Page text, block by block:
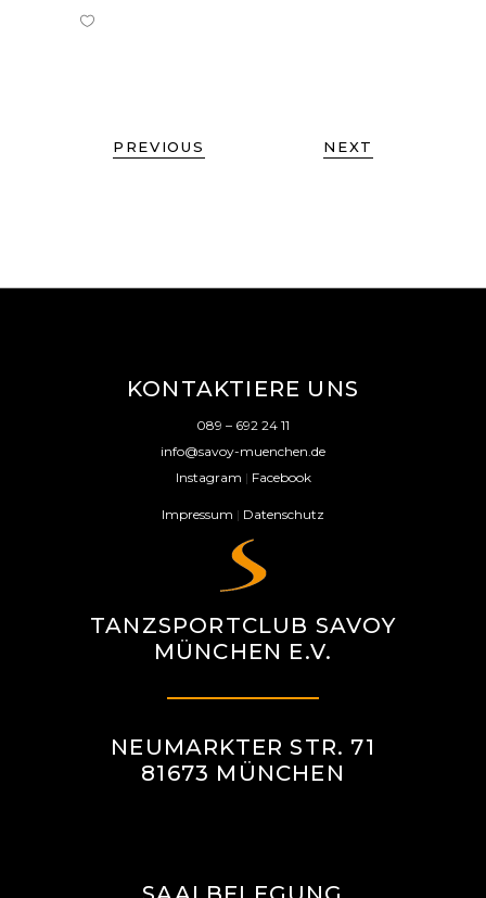
PREVIOUS NEXT
KONTAKTIERE UNS
089 – 692 24 11
info@savoy-muenchen.de
Instagram | Facebook
Impressum | Datenschutz
TANZSPORTCLUB SAVOY
MÜNCHEN E.V.
NEUMARKTER STR. 71
81673 MÜNCHEN